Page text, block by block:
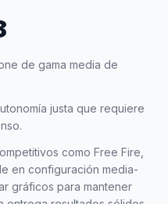
de gama media de
justa que requiere
como Free Fire,
en configuración media-
gráficos para mantener